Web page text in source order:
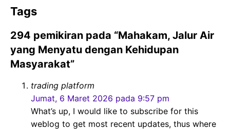
a
c
e
b
w
t
t
e
r
a
t
s
p
p
Tags
294 pemikiran pada “Mahakam, Jalur Air
yang Menyatu dengan Kehidupan
Masyarakat”
trading platform
Jumat, 6 Maret 2026 pada 9:57 pm
What’s up, I would lіke to subscribe for this
weblog to get most recent updates, thus where